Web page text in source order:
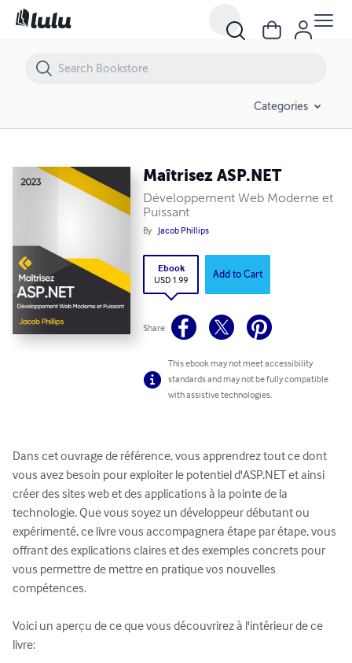
Categories
Maîtrisez ASP.NET
Développement Web Moderne et
Puissant
By Jacob Phillips
Ebook
USD 1.99 Add to Cart
Share
This ebook may not meet accessibility
standards and may not be fully compatible
with assistive technologies.
Dans cet ouvrage de référence, vous apprendrez tout ce dont
vous avez besoin pour exploiter le potentiel d'ASP.NET et ainsi
créer des sites web et des applications à la pointe de la
technologie. Que vous soyez un développeur débutant ou
expérimenté, ce livre vous accompagnera étape par étape, vous
offrant des explications claires et des exemples concrets pour
vous permettre de mettre en pratique vos nouvelles
compétences.
Voici un aperçu de ce que vous découvrirez à l'intérieur de ce
livre:
Maîtrisez ASP.NET